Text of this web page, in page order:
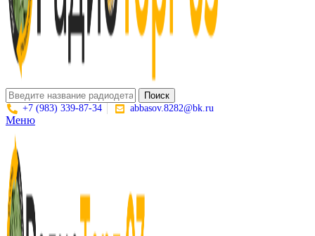
Поиск
+7 (983) 339-87-34
abbasov.8282@bk.ru
Меню